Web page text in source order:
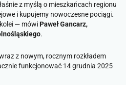
z myślą o mieszkańcach regionu
i kupujemy nowoczesne pociągi.
— mówiPaweł Gancarz,
.
z nowym, rocznym rozkładem
funkcjonować 14 grudnia 2025